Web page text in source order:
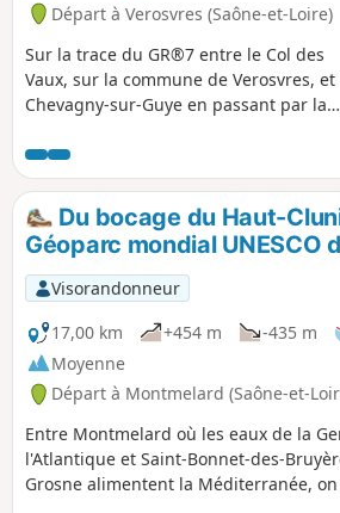
Départ à Verosvres (Saône-et-Loire)
Sur la trace du GR®7 entre le Col des
Vaux, sur la commune de Verosvres, et
Chevagny-sur-Guye en passant par la
très peu fréquentée, le balisage est
absent dans certains croisements et le
marquage au sol par les pas dans les
hautes herbes est inexistant, il faut
donc obligatoirement se munir de la
carte IGN mais il préférable d'avoir un
GPS. Cette partie du GR® demande à
être plus fréquentée, car il n'est pas
difficile et offre de beaux paysages. La
vue à la Butte de Suin est magnifique.
Du bocage du Haut-
Géoparc mondial UNESCO
Visorandonneur
17,00 km
+454 m -435 m
Moyenne
Départ à Montmelard (Saône-et-
Entre Montmelard où les eaux de la
l'Atlantique et Saint-Bonnet-des-
Grosne alimentent la Méditerranée,